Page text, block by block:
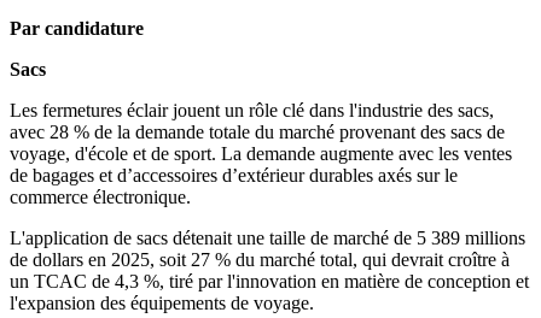
Par candidature
Sacs
Les fermetures éclair jouent un rôle clé dans l'industrie des sacs,
avec 28 % de la demande totale du marché provenant des sacs de
voyage, d'école et de sport. La demande augmente avec les ventes
de bagages et d’accessoires d’extérieur durables axés sur le
commerce électronique.
L'application de sacs détenait une taille de marché de 5 389 millions
de dollars en 2025, soit 27 % du marché total, qui devrait croître à
un TCAC de 4,3 %, tiré par l'innovation en matière de conception et
l'expansion des équipements de voyage.